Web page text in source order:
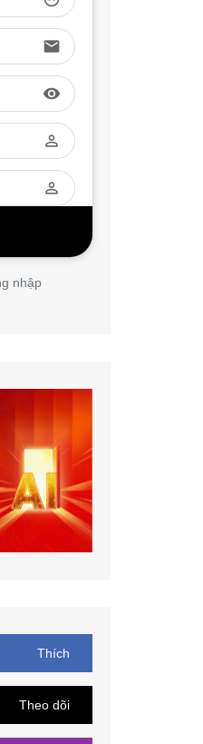
email
visibility
perm_identity
perm_identity
nhập
Thích
Theo dõi